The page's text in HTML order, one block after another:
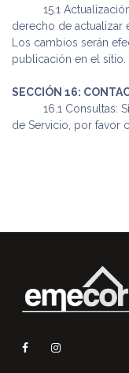
​15.1
derecho de actualizar
Los cambios serán
publicación en el sitio.
SECCIÓN 16:
​16.1 Consultas:
de Servicio, por favor